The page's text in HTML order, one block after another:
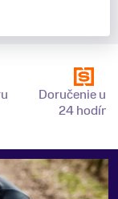
Doručenie už
24 hodín